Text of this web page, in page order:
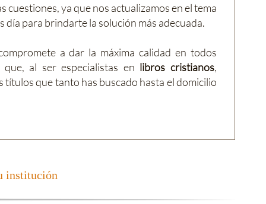
cuestiones, ya que nos actualizamos en el tema
día para brindarte la solución más adecuada.
a dar la máxima calidad en todos
al ser especialistas en libros cristianos,
títulos que tanto has buscado hasta el domicilio
institución